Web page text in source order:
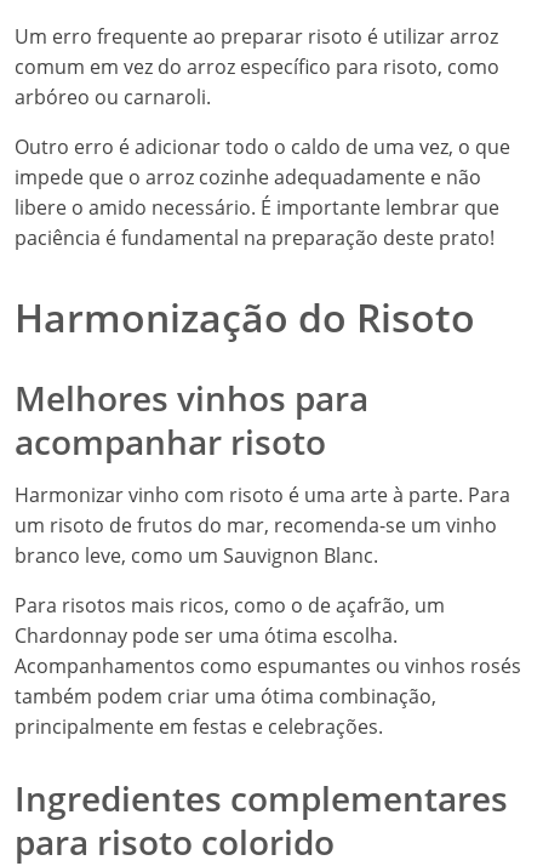
Um erro frequente ao preparar risoto é utilizar arroz
comum em vez do arroz específico para risoto, como
arbóreo ou carnaroli.
Outro erro é adicionar todo o caldo de uma vez, o que
impede que o arroz cozinhe adequadamente e não
libere o amido necessário. É importante lembrar que
paciência é fundamental na preparação deste prato!
Harmonização do Risoto
Melhores vinhos para
acompanhar risoto
Harmonizar vinho com risoto é uma arte à parte. Para
um risoto de frutos do mar, recomenda-se um vinho
branco leve, como um Sauvignon Blanc.
Para risotos mais ricos, como o de açafrão, um
Chardonnay pode ser uma ótima escolha.
Acompanhamentos como espumantes ou vinhos rosés
também podem criar uma ótima combinação,
principalmente em festas e celebrações.
Ingredientes complementares
para risoto colorido